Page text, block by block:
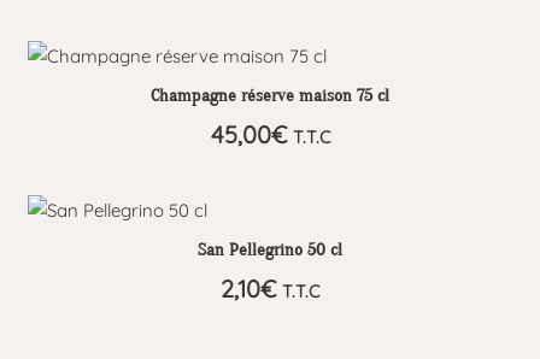
Champagne réserve maison 75 cl
45,00€ T.T.C
San Pellegrino 50 cl
2,10€ T.T.C